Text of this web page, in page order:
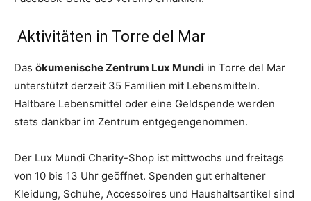
Aktivitäten in Torre del Mar
Das ökumenische Zentrum Lux Mundi in Torre del Mar
unterstützt derzeit 35 Familien mit Lebensmitteln.
Haltbare Lebensmittel oder eine Geldspende werden
stets dankbar im Zentrum entgegengenommen.
Der Lux Mundi Charity-Shop ist mittwochs und freitags
von 10 bis 13 Uhr geöffnet. Spenden gut erhaltener
Kleidung, Schuhe, Accessoires und Haushaltsartikel sind